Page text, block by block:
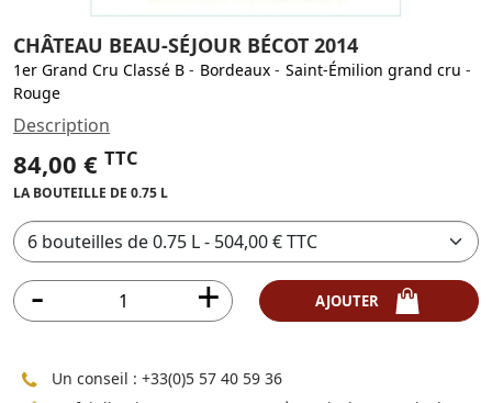
CHÂTEAU BEAU-SÉJOUR BÉCOT 2014
1er Grand Cru Classé B - Bordeaux - Saint-Émilion grand cru -
Rouge
Description
84,00 € TTC
LA BOUTEILLE DE 0.75 L
Un conseil : +33(0)5 57 40 59 36